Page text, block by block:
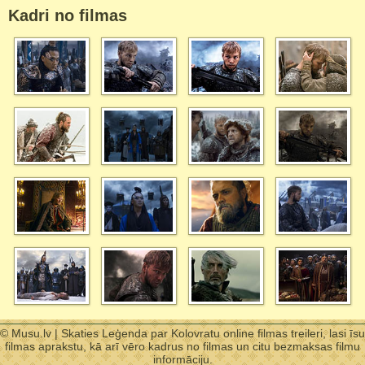
Kadri no filmas
© Musu.lv | Skaties Leģenda par Kolovratu online filmas treileri, lasi īsu
filmas aprakstu, kā arī vēro kadrus no filmas un citu bezmaksas filmu
informāciju.